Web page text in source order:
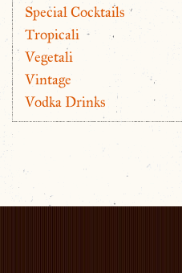
Special Cocktails
Tropicali
Vegetali
Vintage
Vodka Drinks